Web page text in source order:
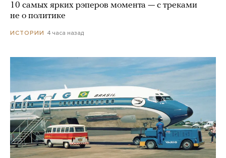
10 самых ярких рэперов момента — с треками
не о политике
ИСТОРИИ 4 часа назад